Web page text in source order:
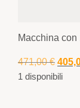
Macchina con
471,00€
1 disponibili